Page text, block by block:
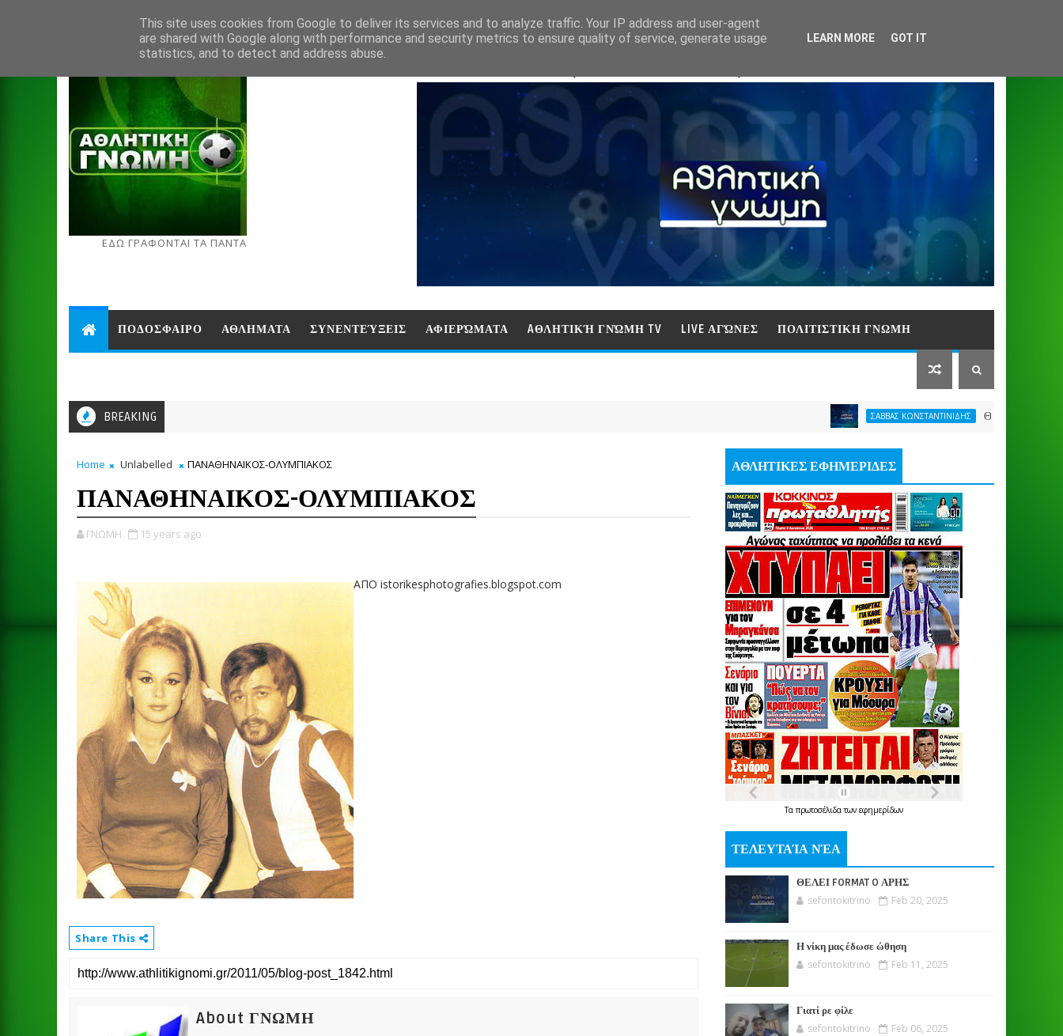
ΕΔΩ ΓΡΑΦΟΝΤΑΙ ΤΑ ΠΑΝΤΑ
ΠΟΔΟΣΦΑΙΡΟ ΑΘΛΗΜΑΤΑ ΣΥΝΕΝΤΕΎΞΕΙΣ ΑΦΙΕΡΏΜΑΤΑ AΘΛΗΤΙΚΉ ΓΝΏΜΗ TV LIVE ΑΓΏΝΕΣ ΠΟΛΙΤΙΣΤΙΚΗ ΓΝΩΜΗ
BREAKING ΣΑΒΒΑΣ ΚΩΝΣΤΑΝΤΙΝΙΔΗΣ ΘΕΛΕΙ FORMAT O ΑΡΗΣ
Home Unlabelled ΠΑΝΑΘΗΝΑΙΚΟΣ-ΟΛΥΜΠΙΑΚΟΣ
ΠΑΝΑΘΗΝΑΙΚΟΣ-ΟΛΥΜΠΙΑΚΟΣ
ΓΝΩΜΗ 15 years ago
ΑΠΟ istorikesphotografies.blogspot.com
Share This
About ΓΝΩΜΗ
ΑΘΛΗΤΙΚΕΣ ΕΦΗΜΕΡΙΔΕΣ
Τα πρωτοσέλιδατων εφημερίδων
ΤΕΛΕΥΤΑΊΑ ΝΈΑ
ΘΕΛΕΙ FORMAT O ΑΡΗΣ
sefontokitrino Feb 20, 2025
Η νίκη μας έδωσε ώθηση
sefontokitrino Feb 11, 2025
Γιατί ρε φίλε
sefontokitrino Feb 06, 2025
This site uses cookies from Google to deliver its services and to analyze traffic. Your IP address and user-agent
are shared with Google along with performance and security metrics to ensure quality of service, generate usage
statistics, and to detect and address abuse.
LEARN MORE GOT IT